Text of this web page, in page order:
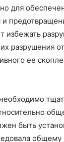
для
избежать
разрушения
ее
быть